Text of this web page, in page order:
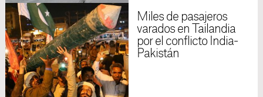
Miles de pasajeros
varados en Tailandia
por el conflicto India-
Pakistán